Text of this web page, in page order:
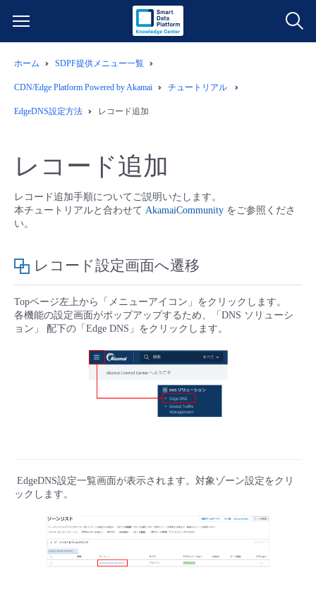
サービス一覧
データ利活用
ネットワーク
モニタリング/監査
サポート
管理機能
すべてのメニューを見る
よくある質問
クラウド/サーバー
IoT
モニタリング/監査
サポート
料金シミュレーター
クラウド/サーバー
ネットワーク
すべてのメニューを見る
ご利用開始ガイド
- 管理機能
■ セットアップガイド
- 新規お申し込み方法
- 初期設定・確認
- 登録情報の管理
- APIリファレンス
- バックアップ
- セキュリティ・監査
- データと分析
- その他
故障/メンテナンス情報
サービス稼働状況
故障/メンテナンス履歴
販売パートナー向けプログラム
ホーム SDPF提供メニュー一覧
CDN/Edge Platform Powered by Akamai チュートリアル
EdgeDNS設定方法 レコード追加
レコード追加
レコード追加手順についてご説明いたします。
本チュートリアルと合わせて AkamaiCommunity をご参照くださ
い。
レコード設定画面へ遷移
Topページ左上から「メニューアイコン」をクリックします。
各機能の設定画面がポップアップするため、「DNS ソリューシ
ョン」 配下の「Edge DNS」をクリックします。
EdgeDNS設定一覧画面が表示されます。対象ゾーン設定をクリ
ックします。